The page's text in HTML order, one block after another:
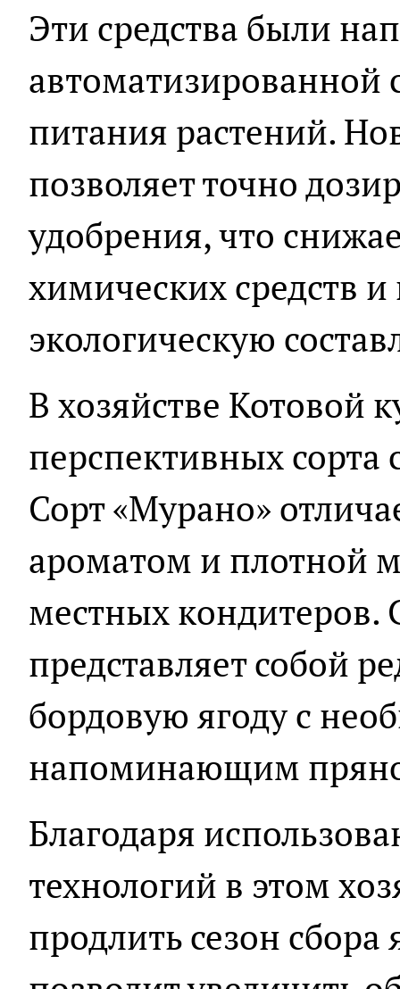
Эти средства были
автоматизированной
питания растений.
позволяет точно
удобрения, что
химических средств
экологическую
В хозяйстве Котовой
перспективных сорта
Сорт «Мурано»
ароматом и плотной
местных кондитеров.
представляет собой
бордовую ягоду с
напоминающим
Благодаря
технологий в этом
продлить сезон сбора